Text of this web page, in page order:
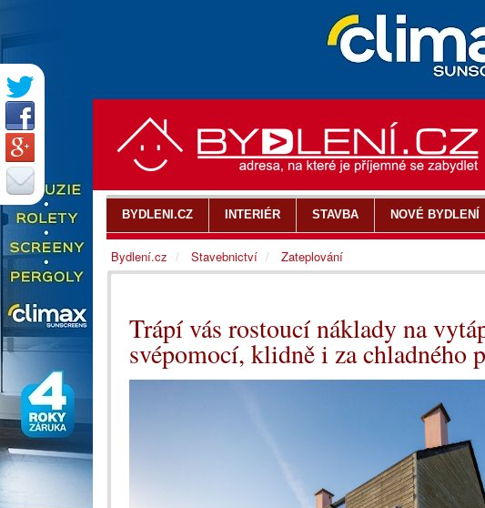
Trápí vás rostoucí náklady na
svépomocí, klidně i za chladného
BYDLENI.CZ INTERIÉR STAVBA NOVÉ BYDLENÍ
Bydlení.cz Stavebnictví Zateplování